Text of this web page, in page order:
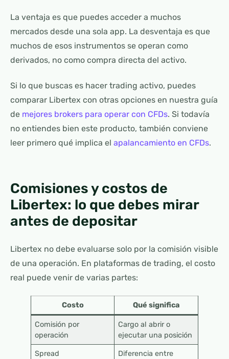
La ventaja es que puedes acceder a muchos
mercados desde una sola app. La desventaja es que
muchos de esos instrumentos se operan como
derivados, no como compra directa del activo.
Si lo que buscas es hacer trading activo, puedes
comparar Libertex con otras opciones en nuestra guía
de mejores brokers para operar con CFDs. Si todavía
no entiendes bien este producto, también conviene
leer primero qué implica el apalancamiento en CFDs.
Comisiones y costos de
Libertex: lo que debes mirar
antes de depositar
Libertex no debe evaluarse solo por la comisión visible
de una operación. En plataformas de trading, el costo
real puede venir de varias partes:
Costo Qué significa
Comisión por
operación
Cargo al abrir o
ejecutar una posición
Spread
Diferencia entre